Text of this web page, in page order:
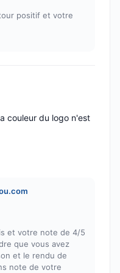
positif et votre
couleur du logo n'est
et votre note de 4/5
que vous avez
et le rendu de
note de votre